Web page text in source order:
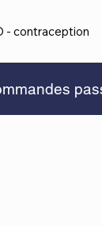
- contraception